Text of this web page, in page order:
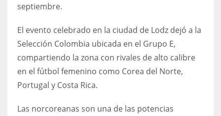
MIN
24
20
septiembre.
El evento celebrado en la ciudad de Lodz dejó a la
Selección Colombia ubicada en el Grupo E,
compartiendo la zona con rivales de alto calibre
en el fútbol femenino como Corea del Norte,
Portugal y Costa Rica.
Las norcoreanas son una de las potencias